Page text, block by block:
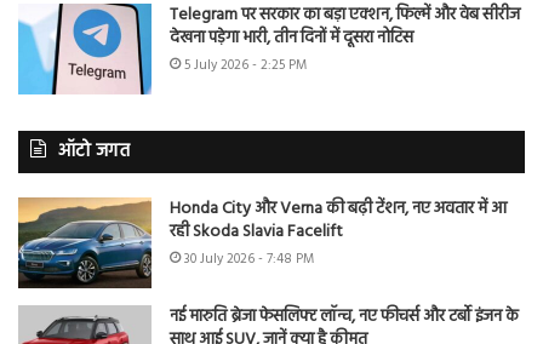
Telegram पर सरकार का बड़ा एक्शन, फिल्में और वेब सीरीज
देखना पड़ेगा भारी, तीन दिनों में दूसरा नोटिस
5 July 2026 - 2:25 PM
ऑटो जगत
Honda City और Verna की बढ़ी टेंशन, नए अवतार में आ
रही Skoda Slavia Facelift
30 July 2026 - 7:48 PM
नई मारुति ब्रेजा फेसलिफ्ट लॉन्च, नए फीचर्स और टर्बो इंजन के